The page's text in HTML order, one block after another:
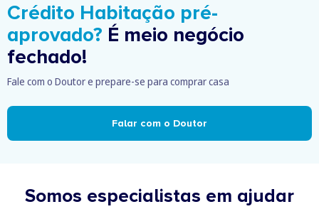
Crédito Habitação pré-
aprovado? É meio negócio
fechado!
Fale com o Doutor e prepare-se para comprar casa
Falar com o Doutor
Somos especialistas em ajudar